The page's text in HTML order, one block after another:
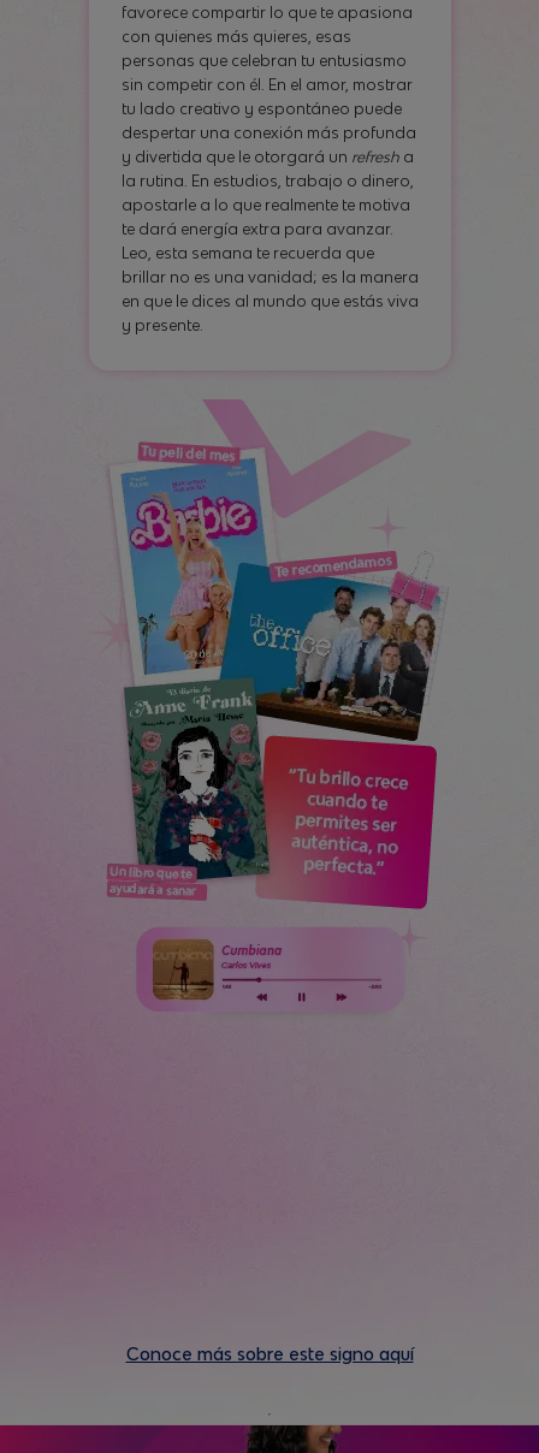
favorece compartir lo que te apasiona
con quienes más quieres, esas
personas que celebran tu entusiasmo
sin competir con él. En el amor, mostrar
tu lado creativo y espontáneo puede
despertar una conexión más profunda
y divertida que le otorgará un refresha
la rutina. En estudios, trabajo o dinero,
apostarle a lo que realmente te motiva
te dará energía extra para avanzar.
Leo, esta semana te recuerda que
brillar no es una vanidad; es la manera
en que le dices al mundo que estás viva
y presente.
Conoce más sobre este signo aquí